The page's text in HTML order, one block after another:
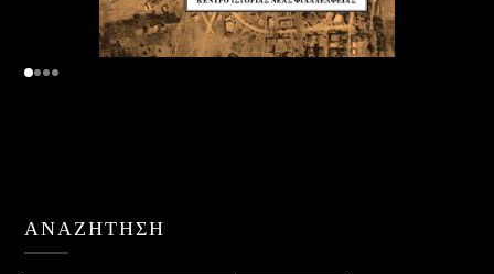
ΑΝΑΖΉΤΗΣΗ